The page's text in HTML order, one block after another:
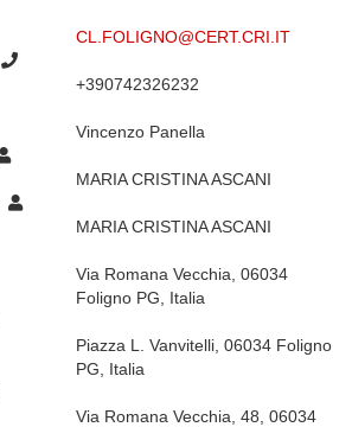
CL.FOLIGNO@CERT.CRI.IT
+390742326232
Vincenzo Panella
MARIA CRISTINA ASCANI
MARIA CRISTINA ASCANI
Via Romana Vecchia, 06034
Foligno PG, Italia
Piazza L. Vanvitelli, 06034 Foligno
PG, Italia
Via Romana Vecchia, 48, 06034